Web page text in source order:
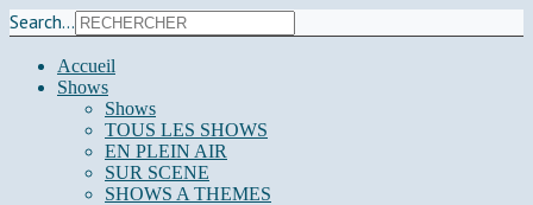
Search...
Accueil
Shows
Shows
TOUS LES SHOWS
EN PLEIN AIR
SUR SCENE
SHOWS A THEMES